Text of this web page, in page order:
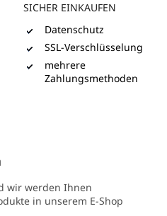
SICHER EINKAUFEN
Datenschutz
SSL-Verschlüsselung
mehrere
Zahlungsmethoden
wir werden Ihnen
in unserem E-Shop